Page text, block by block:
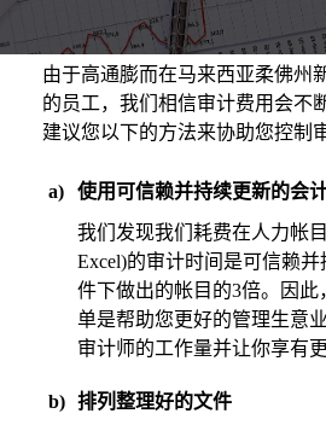
由于高通膨而在马来西亚柔佛州
的员工，我们相信审计费用会不
建议您以下的方法来协助您控制
a)
使用可信赖并持续更新的会
我们发现我们耗费在人力帐
Excel)的审计时间是可信赖
件下做出的帐目的3倍。因
单是帮助您更好的管理生意
审计师的工作量并让你享有
b) 排列整理好的文件